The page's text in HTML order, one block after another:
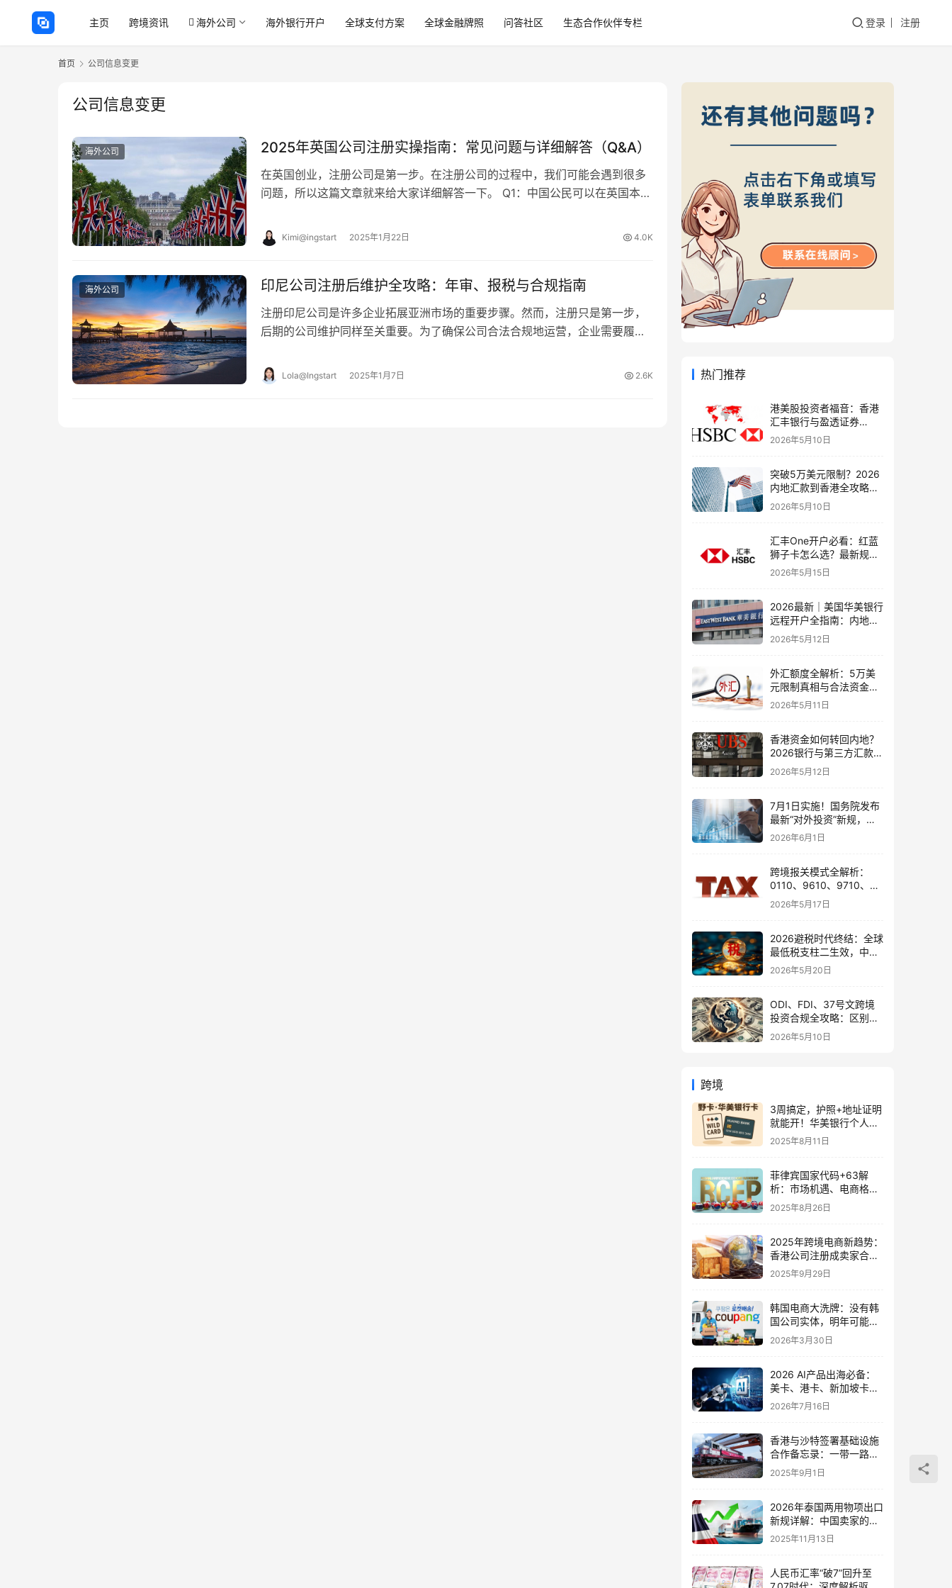
主页 跨境资讯 海外公司 海外银行开户 全球支付方案 全球金融牌照 问答社区 生态合作伙伴专栏 登录 注册
首页 公司信息变更
公司信息变更
海外公司 2025年英国公司注册实操指南：常见问题与详细解答（Q&A）
在英国创业，注册公司是第一步。在注册公司的过程中，我们可能会遇到很多
问题，所以这篇文章就来给大家详细解答一下。 Q1：中国公民可以在英国本土
Kimi@ingstart 2025年1月22日 4.0K
海外公司 印尼公司注册后维护全攻略：年审、报税与合规指南
注册印尼公司是许多企业拓展亚洲市场的重要步骤。然而，注册只是第一步，
后期的公司维护同样至关重要。为了确保公司合法合规地运营，企业需要履行
Lola@Ingstart 2025年1月7日 2.6K 热门推荐
港美股投资者福音：香港
汇丰银行与盈透证券
（IBKR）绑定入金全流
2026年5月10日
突破5万美元限制？2026
内地汇款到香港全攻略：
4种合法路径、手续费对
比与避坑指南
2026年5月10日
汇丰One开户必看：红蓝
狮子卡怎么选？最新规则
+补办攻略+5个避坑指南
2026年5月15日
2026最新｜美国华美银行
远程开户全指南：内地居
民足不出户办理美股与跨
境账户实操解析
2026年5月12日
外汇额度全解析：5万美
元限制真相与合法资金出
境通道
2026年5月11日
香港资金如何转回内地？
2026银行与第三方汇款全
攻略
2026年5月12日
7月1日实施！国务院发布
最新“对外投资”新规，炒
股、出海、海外资产配置
2026年6月1日
跨境报关模式全解析：
0110、9610、9710、
9810、1039、1210 的区
别与最佳应用场景
2026年5月17日
2026避税时代终结：全球
最低税支柱二生效，中国
企业家海外公司合规3大
2026年5月20日
ODI、FDI、37号文跨境
投资合规全攻略：区别、
备案流程与政策详解（附
常见问题）
2026年5月10日
跨境
3周搞定，护照+地址证明
就能开！华美银行个人账
户远程开户全流程分享
2025年8月11日
菲律宾国家代码+63解
析：市场机遇、电商格局
与跨境进入策略
2025年8月26日
2025年跨境电商新趋势：
香港公司注册成卖家合规
突围关键策略
2025年9月29日
韩国电商大洗牌：没有韩
国公司实体，明年可能无
法发货？对中国卖家的机
遇与挑战
2026年3月30日
2026 AI产品出海必备：
美卡、港卡、新加坡卡如
何组合使用最省钱？
2026年7月16日
香港与沙特签署基础设施
合作备忘录：一带一路与
2030愿景的战略对接
2025年9月1日
2026年泰国两用物项出口
新规详解：中国卖家的挑
战、机遇与合规指南
2025年11月13日
人民币汇率“破7”回升至